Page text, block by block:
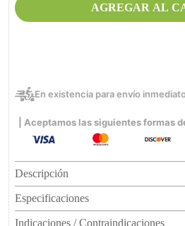
AGREGAR AL
En existencia para envío
| Aceptamos las siguientes formas
Descripción
Especificaciones
Indicaciones / Contraindicaciones